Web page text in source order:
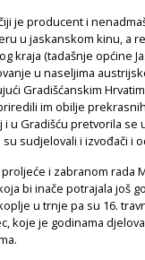
je producent i
u jaskanskom kinu, a
kraja (tadašnje općine
u naseljima
Gradišćanskim
im obilje
i u Gradišću pretvorila
sudjelovali i izvođači i
i zabranom rada
bi inače potrajala još
u trnje pa su 16.
koje je godinama